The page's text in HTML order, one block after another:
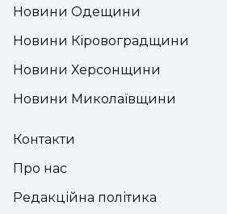
Новини Одещини
Новини Кіровоградщини
Новини Херсонщини
Новини Миколаївщини
Контакти
Про нас
Редакційна політика